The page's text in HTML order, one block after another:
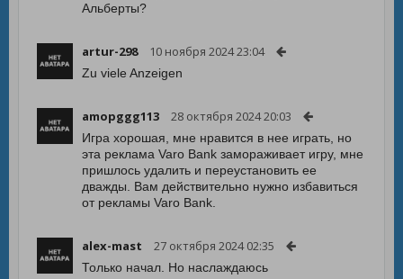
Альберты?
artur-298 10 ноября 2024 23:04
Zu viele Anzeigen
amopggg113 28 октября 2024 20:03
Игра хорошая, мне нравится в нее играть, но
эта реклама Varo Bank замораживает игру, мне
пришлось удалить и переустановить ее
дважды. Вам действительно нужно избавиться
от рекламы Varo Bank.
alex-mast 27 октября 2024 02:35
Только начал. Но наслаждаюсь